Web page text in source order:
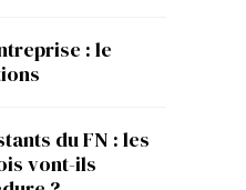
: le
du FN : les
vont-ils